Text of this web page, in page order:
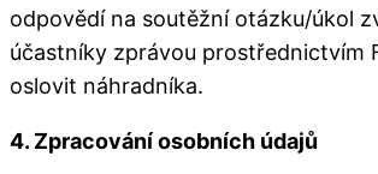
odpovědí na soutěžní otázku/úkol
účastníky zprávou prostřednictvím
oslovit náhradníka.
4. Zpracování osobních údajů